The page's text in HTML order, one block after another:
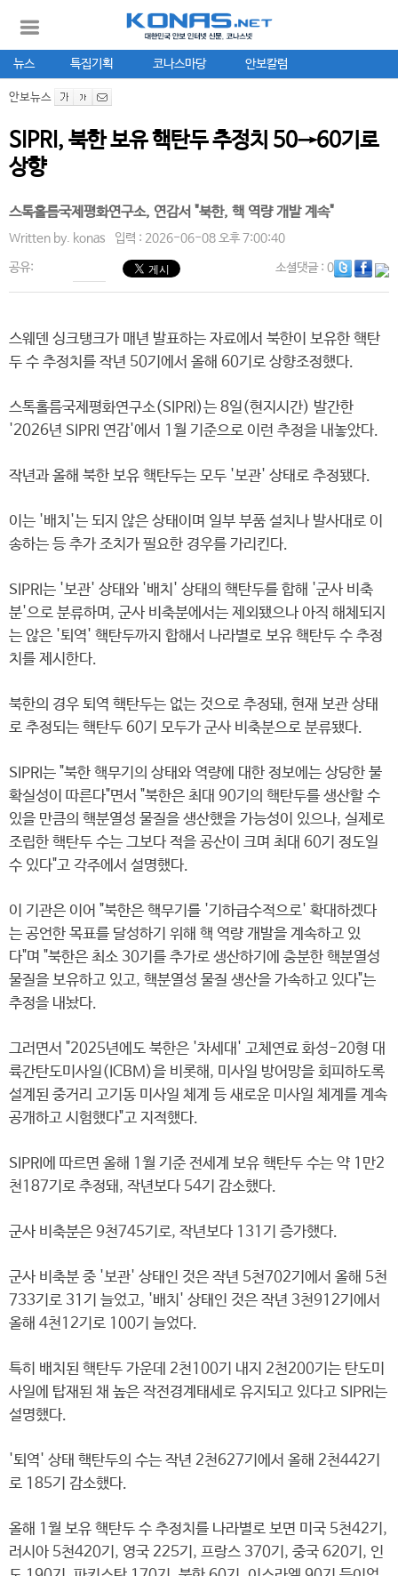
뉴스 특집기획 코나스마당 안보칼럼
안보뉴스
SIPRI, 북한 보유 핵탄두 추정치 50→60기로
상향
스톡홀름국제평화연구소, 연감서 "북한, 핵 역량 개발 계속"
Written by. konas 입력 : 2026-06-08 오후 7:00:40
공유: 소셜댓글: 0
스웨덴 싱크탱크가 매년 발표하는 자료에서 북한이 보유한 핵탄
두 수 추정치를 작년 50기에서 올해 60기로 상향조정했다.
스톡홀름국제평화연구소(SIPRI)는 8일(현지시간) 발간한
'2026년 SIPRI 연감'에서 1월 기준으로 이런 추정을 내놓았다.
작년과 올해 북한 보유 핵탄두는 모두 '보관' 상태로 추정됐다.
이는 '배치'는 되지 않은 상태이며 일부 부품 설치나 발사대로 이
송하는 등 추가 조치가 필요한 경우를 가리킨다.
SIPRI는 '보관' 상태와 '배치' 상태의 핵탄두를 합해 '군사 비축
분'으로 분류하며, 군사 비축분에서는 제외됐으나 아직 해체되지
는 않은 '퇴역' 핵탄두까지 합해서 나라별로 보유 핵탄두 수 추정
치를 제시한다.
북한의 경우 퇴역 핵탄두는 없는 것으로 추정돼, 현재 보관 상태
로 추정되는 핵탄두 60기 모두가 군사 비축분으로 분류됐다.
SIPRI는 "북한 핵무기의 상태와 역량에 대한 정보에는 상당한 불
확실성이 따른다"면서 "북한은 최대 90기의 핵탄두를 생산할 수
있을 만큼의 핵분열성 물질을 생산했을 가능성이 있으나, 실제로
조립한 핵탄두 수는 그보다 적을 공산이 크며 최대 60기 정도일
수 있다"고 각주에서 설명했다.
이 기관은 이어 "북한은 핵무기를 '기하급수적으로' 확대하겠다
는 공언한 목표를 달성하기 위해 핵 역량 개발을 계속하고 있
다"며 "북한은 최소 30기를 추가로 생산하기에 충분한 핵분열성
물질을 보유하고 있고, 핵분열성 물질 생산을 가속하고 있다"는
추정을 내놨다.
그러면서 "2025년에도 북한은 '차세대' 고체연료 화성-20형 대
륙간탄도미사일(ICBM)을 비롯해, 미사일 방어망을 회피하도록
설계된 중거리 고기동 미사일 체계 등 새로운 미사일 체계를 계속
공개하고 시험했다"고 지적했다.
SIPRI에 따르면 올해 1월 기준 전세계 보유 핵탄두 수는 약 1만2
천187기로 추정돼, 작년보다 54기 감소했다.
군사 비축분은 9천745기로, 작년보다 131기 증가했다.
군사 비축분 중 '보관' 상태인 것은 작년 5천702기에서 올해 5천
733기로 31기 늘었고, '배치' 상태인 것은 작년 3천912기에서
올해 4천12기로 100기 늘었다.
특히 배치된 핵탄두 가운데 2천100기 내지 2천200기는 탄도미
사일에 탑재된 채 높은 작전경계태세로 유지되고 있다고 SIPRI는
설명했다.
'퇴역' 상태 핵탄두의 수는 작년 2천627기에서 올해 2천442기
로 185기 감소했다.
올해 1월 보유 핵탄두 수 추정치를 나라별로 보면 미국 5천42기,
러시아 5천420기, 영국 225기, 프랑스 370기, 중국 620기, 인